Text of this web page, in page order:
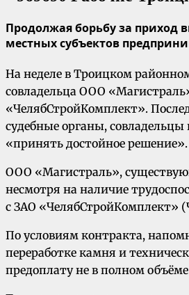
Продолжая борьбу за приход
местных субъектов
На неделе в Троицком
совладельца ООО
«ЧелябСтройКомплект».
судебные органы,
«принять достойное решение».
ООО «Магистраль»,
несмотря на наличие
с ЗАО «ЧелябСтройКомплект»
По условиям контракта,
переработке камня и
предоплату не в полном